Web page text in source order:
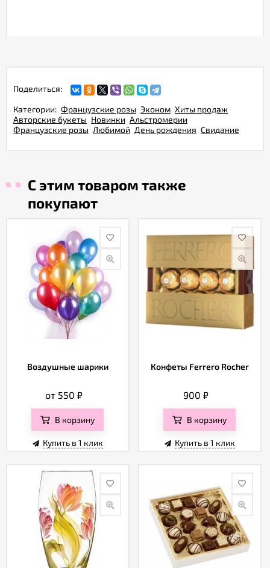
Поделиться:
Категории: Французские розы Эконом Хиты продаж
Авторские букеты Новинки Альстромерии
Французские розы Любимой День рождения Свидание
С этим товаром также
покупают
Воздушные шарики
от 550₽
В корзину
Купить в 1 клик
Конфеты Ferrero Rocher
900₽
В корзину
Купить в 1 клик